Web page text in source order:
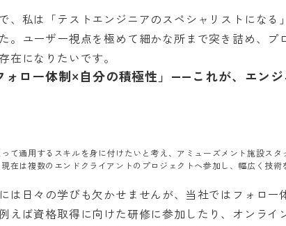
、私は「テストエンジニアのスペシャリストになる
。ユーザー視点を極めて細かな所まで突き詰め、プ
在になりたいです。
ォロー体制×自分の積極性」――これが、エン
て通用するスキルを身に付けたいと考え、アミューズメント施設スタ
在は複数のエンドクライアントのプロジェクトへ参加し、幅広く技術
は日々の学びも欠かせませんが、当社ではフォロー
えば資格取得に向けた研修に参加したり、オンライ